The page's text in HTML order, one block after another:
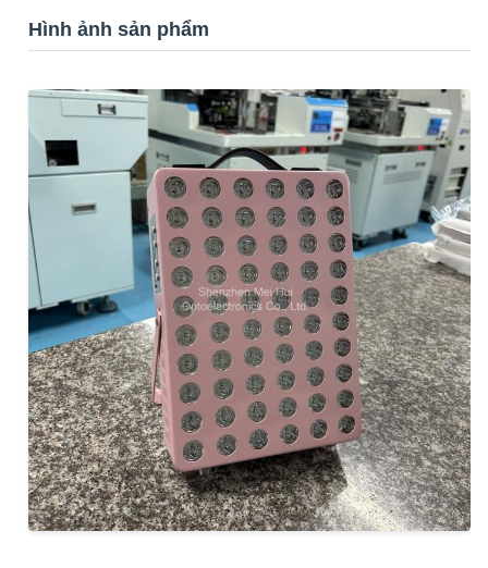
Hình ảnh sản phẩm